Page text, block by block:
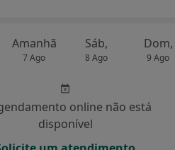
Amanhã
7 Ago
Sáb,
8 Ago
Dom,
9 Ago
online não está
disponível